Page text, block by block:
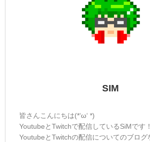
SIM
皆さんこんにちは(*‘ω‘ *)
YoutubeとTwitchで配信しているSiMです！
YoutubeとTwitchの配信についてのブログ